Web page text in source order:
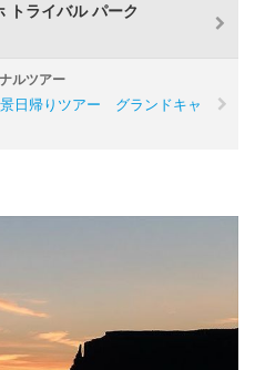
トライバル パーク
ルツアー
日帰りツアー グランドキャ